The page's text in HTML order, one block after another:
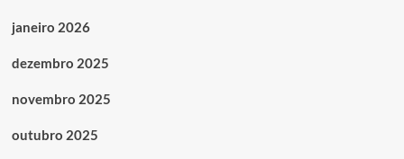
janeiro 2026
dezembro 2025
novembro 2025
outubro 2025